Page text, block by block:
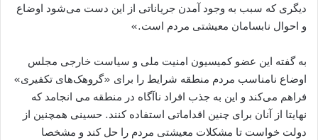
دیگری که سبب به وجود آمدن جریاناتی از این دست می‌شود اوضاع
و احوال نابسامان معیشتی مردم است.»
به گفته این عضو کمیسیون امنیت ملی و سیاست خارجی مجلس
اوضاع نامناسب مردم منطقه شرایط را برای «گروهک‌های تکفیری»
فراهم می‌کند و این به جذب افراد ناآگاه در منطقه می انجامد که
نهایتا از آنان برای چنین اقداماتی استفاده کنند. حسینی همچنین از
دولت خواست تا مشکلات معیشتی مردم را حل کند و مشخصا